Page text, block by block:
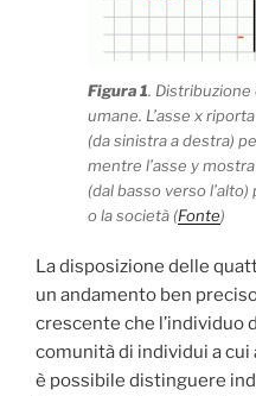
Figura 1.
umane. L’asse x
(da sinistra a destra)
mentre l’asse y
(dal basso verso
o la società (Fonte)
La disposizione delle
un andamento ben
crescente che l’individuo
comunità di individui a
è possibile distinguere